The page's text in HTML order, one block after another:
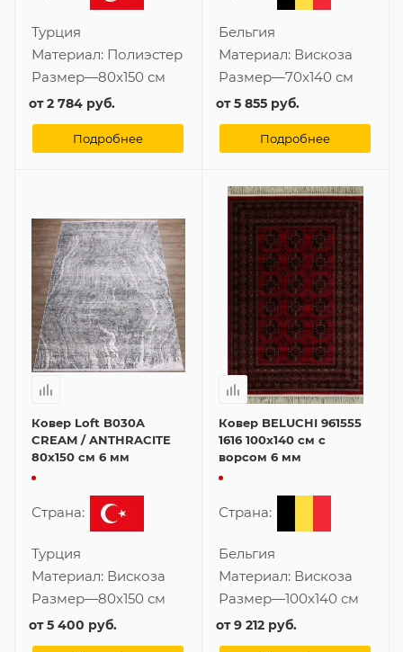
Турция
Материал: Полиэстер
Размер—80x150 см
от2 784 руб.
Подробнее
Бельгия
Материал: Вискоза
Размер—70x140 см
от5 855 руб.
Подробнее
Ковер Loft B030A
CREAM / ANTHRACITE
80x150 см 6 мм
Страна:
Турция
Материал: Вискоза
Размер—80x150 см
от5 400 руб.
Ковер BELUCHI 961555
1616 100x140 см с
ворсом 6 мм
Страна:
Бельгия
Материал: Вискоза
Размер—100x140 см
от9 212 руб.